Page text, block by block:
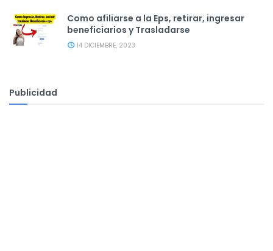
Como afiliarse a la Eps, retirar, ingresar
beneficiarios y Trasladarse
14 DICIEMBRE, 2023
Publicidad